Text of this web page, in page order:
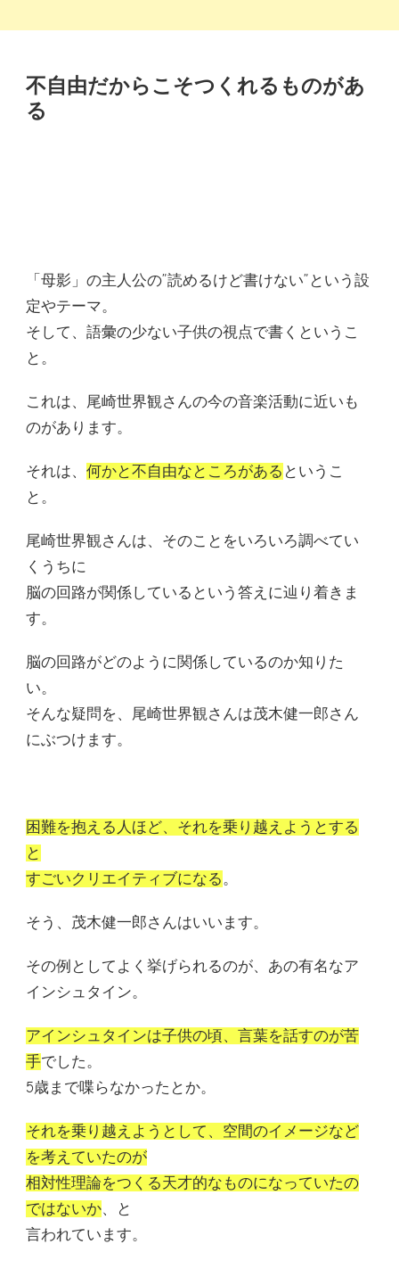
不自由だからこそつくれるものがあ
る
「母影」の主人公の”読めるけど書けない”という設
定やテーマ。
そして、語彙の少ない子供の視点で書くというこ
と。
これは、尾崎世界観さんの今の音楽活動に近いも
のがあります。
それは、 何かと不自由なところがある というこ
と。
尾崎世界観さんは、そのことをいろいろ調べてい
くうちに
脳の回路が関係しているという答えに辿り着きま
す。
脳の回路がどのように関係しているのか知りた
い。
そんな疑問を、尾崎世界観さんは茂木健一郎さん
にぶつけます。
困難を抱える人ほど、それを乗り越えようとする
と
すごいクリエイティブになる。
そう、茂木健一郎さんはいいます。
その例としてよく挙げられるのが、あの有名なア
インシュタイン。
アインシュタインは子供の頃、言葉を話すのが苦
手でした。
5歳まで喋らなかったとか。
それを乗り越えようとして、空間のイメージなど
を考えていたのが
相対性理論をつくる天才的なものになっていたの
ではないか、と
言われています。